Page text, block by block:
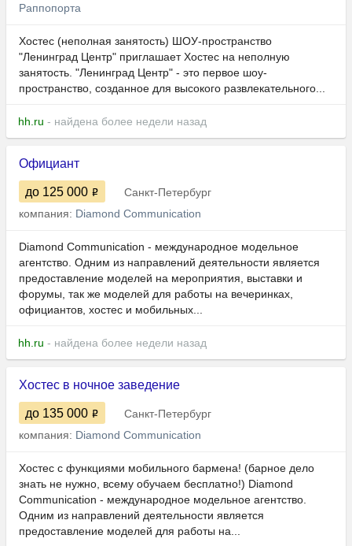
Раппопорта
Хостес (неполная занятость) ШОУ-пространство
"Ленинград Центр" приглашает Хостес на неполную
занятость. "Ленинград Центр" - это первое шоу-
пространство, созданное для высокого развлекательного...
hh.ru - найдена более недели назад
Официант
до 125 000
Санкт-Петербург
компания: Diamond Communication
Diamond Communication - международное модельное
агентство. Одним из направлений деятельности является
предоставление моделей на мероприятия, выставки и
форумы, так же моделей для работы на вечеринках,
официантов, хостес и мобильных...
hh.ru - найдена более недели назад
Хостес в ночное заведение
до 135 000
Санкт-Петербург
компания: Diamond Communication
Хостес с функциями мобильного бармена! (барное дело
знать не нужно, всему обучаем бесплатно!) Diamond
Communication - международное модельное агентство.
Одним из направлений деятельности является
предоставление моделей для работы на...